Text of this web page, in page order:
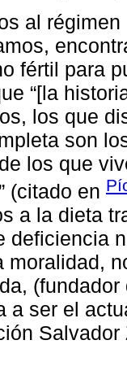
al
fértil para
“[la
los que
son
los que
(citado en
a la dieta
deficiencia
moralidad,
a ser el